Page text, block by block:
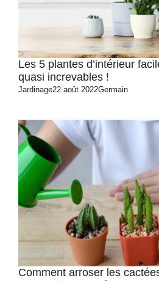
Les 5 plantes d’intérieur
quasi increvables !
Jardinage22 août 2022Germain
Comment arroser les